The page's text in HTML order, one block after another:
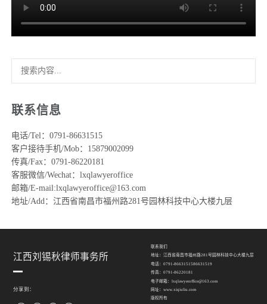
联系信息
电话/Tel：0791-86631515
客户接待手机/Mob：15879002099
传真/Fax：0791-86220181
客服微信/Wechat：lxqlawyeroffice
邮箱/E-mail:lxqlawyeroffice@163.com
地址/Add：江西省南昌市福州路281号园林科技中心大楼九层
江西刘锡秋律师事务所
分享到：
联系我们
地址：江西省南昌市福州路281号园林科技中心大楼九层
电话：0791-86631515 86631519
传真：0791-86220181
电子邮箱：lxqlawyeroffice@163.com
网址：www.xiqiuliu.com
版权所有